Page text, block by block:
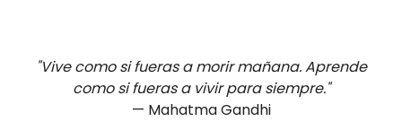
"Vive como si fueras a morir mañana. Aprende
como si fueras a vivir para siempre."
— Mahatma Gandhi